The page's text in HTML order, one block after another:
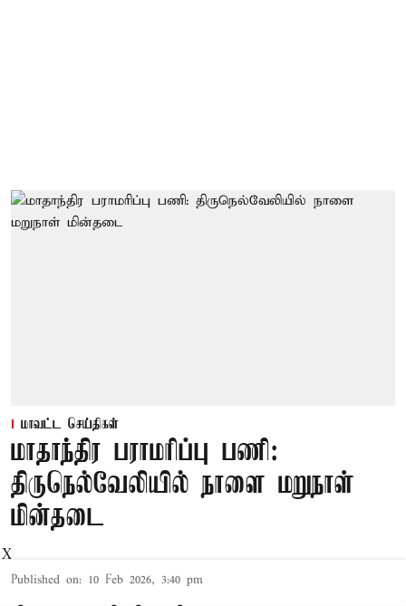
மாவட்ட செய்திகள்
மாதாந்திர பராமரிப்பு பணி:
திருநெல்வேலியில் நாளை மறுநாள்
மின்தடை
Published on: 10 Feb 2026, 3:40 pm
X